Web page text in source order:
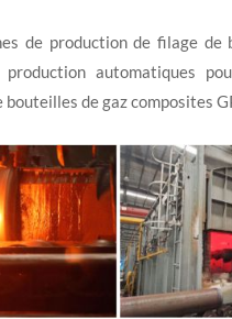
de production de filage
automatiques
de gaz composites